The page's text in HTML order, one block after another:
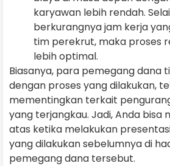
karyawan lebih rendah.
berkurangnya jam kerja
tim perekrut, maka proses
lebih optimal.
Biasanya, para pemegang dana
dengan proses yang dilakukan,
mementingkan terkait
yang terjangkau. Jadi, Anda bisa
atas ketika melakukan
yang dilakukan sebelumnya di
pemegang dana tersebut.